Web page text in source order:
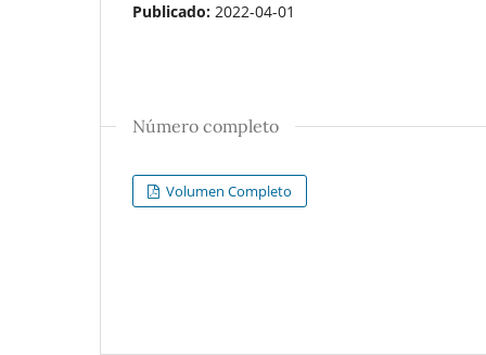
Publicado: 2022-04-01
Número completo
Volumen Completo